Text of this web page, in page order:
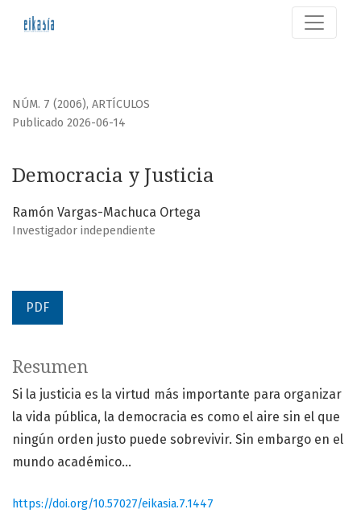
NÚM. 7 (2006), ARTÍCULOS
Democracia y Justicia
Publicado 2026-06-14
Ramón Vargas-Machuca Ortega
Investigador independiente
PDF
Resumen
Si la justicia es la virtud más importante para organizar
la vida pública, la democracia es como el aire sin el que
ningún orden justo puede sobrevivir. Sin embargo en el
mundo académico...
https://doi.org/10.57027/eikasia.7.1447